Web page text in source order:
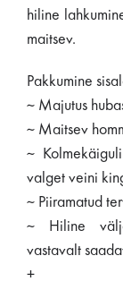
hiline
maitsev.
Pakkumine
~ Majutus
~ Maitsev
~
valget veini
~ Piiramatud
~ Hiline
vastavalt
+